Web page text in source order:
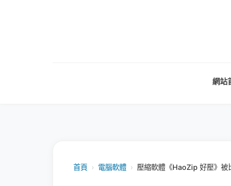
網站
首頁 › 電腦軟體 › 壓縮軟體《HaoZip 好壓》被